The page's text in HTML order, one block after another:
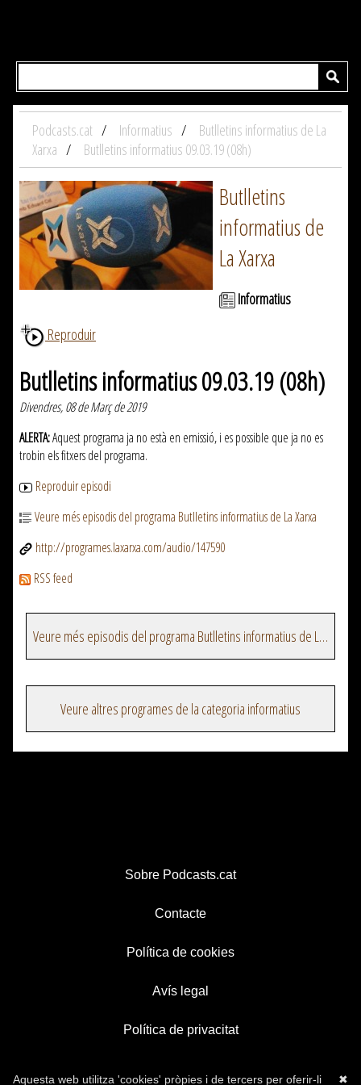
Podcasts.cat Informatius
Butlletins informatius de La
Xarxa
Butlletins informatius 09.03.19 (08h)
Butlletins
informatius de
La Xarxa
Informatius
Reproduir
Butlletins informatius 09.03.19 (08h)
Divendres, 08 de Març de 2019
ALERTA:Aquest programa ja no està en emissió, i es possible que ja no es
trobin els fitxers del programa.
Reproduir episodi
Veure més episodis del programa Butlletins informatius de La Xarxa
http://programes.laxarxa.com/audio/147590
RSS feed
Veure més episodis del programa Butlletins informatius de La Xarxa
Veure altres programes de la categoria informatius
Sobre Podcasts.cat
Contacte
Política de cookies
Avís legal
Política de privacitat
✖
Aquesta web utilitza 'cookies' pròpies i de tercers per oferir-li